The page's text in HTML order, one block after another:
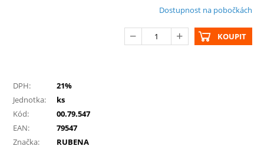
Dostupnost na pobočkách
KOUPIT
DPH:
21%
Jednotka:
ks
Kód:
00.79.547
EAN:
79547
Značka:
RUBENA